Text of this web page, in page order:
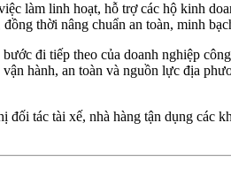
làm linh hoạt, hỗ trợ các hộ kinh
thời nâng chuẩn an toàn, minh
đi tiếp theo của doanh nghiệp
hành, an toàn và nguồn lực địa
tác tài xế, nhà hàng tận dụng các